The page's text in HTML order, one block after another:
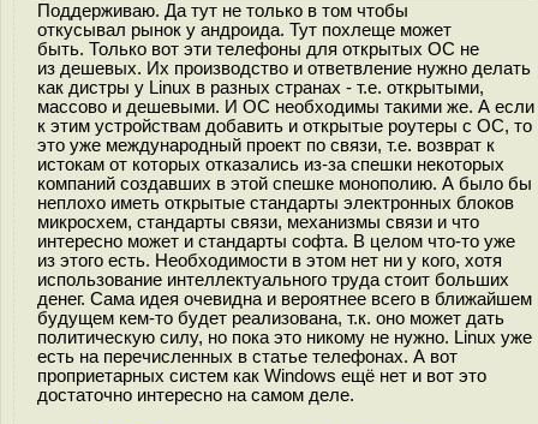
Поддерживаю. Да тут не только в том чтобы
откусывал рынок у андроида. Тут похлеще может
быть. Только вот эти телефоны для открытых ОС не
из дешевых. Их производство и ответвление нужно делать
как дистры у Linux в разных странах - т.е. открытыми,
массово и дешевыми. И ОС необходимы такими же. А если
к этим устройствам добавить и открытые роутеры с ОС, то
это уже международный проект по связи, т.е. возврат к
истокам от которых отказались из-за спешки некоторых
компаний создавших в этой спешке монополию. А было бы
неплохо иметь открытые стандарты электронных блоков
микросхем, стандарты связи, механизмы связи и что
интересно может и стандарты софта. В целом что-то уже
из этого есть. Необходимости в этом нет ни у кого, хотя
использование интеллектуального труда стоит больших
денег. Сама идея очевидна и вероятнее всего в ближайшем
будущем кем-то будет реализована, т.к. оно может дать
политическую силу, но пока это никому не нужно. Linux уже
есть на перечисленных в статье телефонах. А вот
проприетарных систем как Windows ещё нет и вот это
достаточно интересно на самом деле.